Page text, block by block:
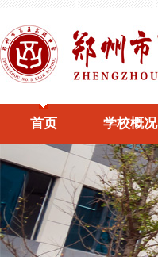
首页 学校概况